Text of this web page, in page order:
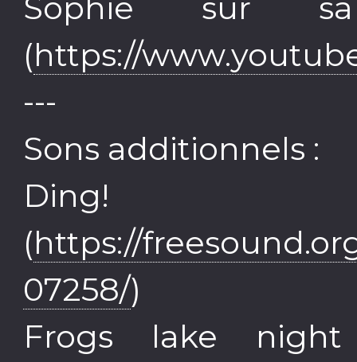
(https://
---
Sons additionnels :
Ding!
(https://
07258/)
Frogs lake